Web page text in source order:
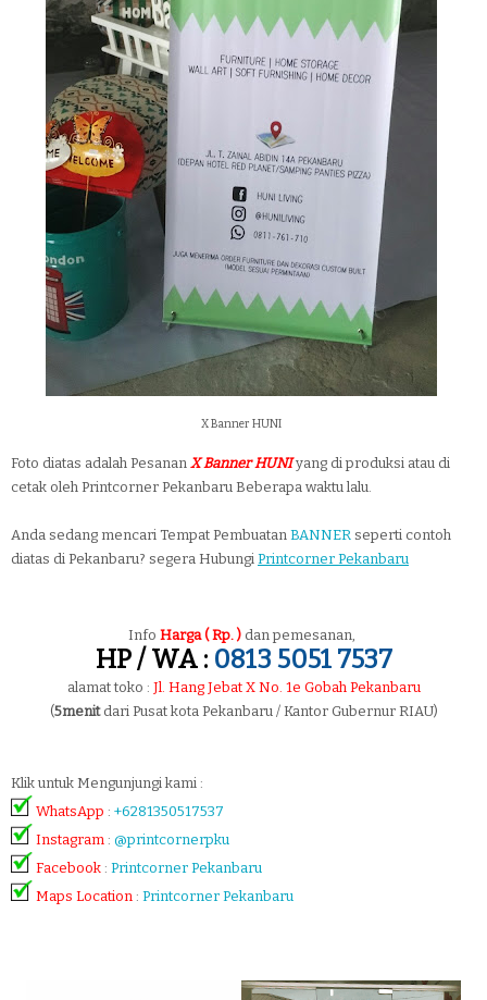
X Banner HUNI
Foto diatas adalah Pesanan X Banner HUNI yang di produksi atau di
cetak oleh Printcorner Pekanbaru Beberapa waktu lalu.
Anda sedang mencari Tempat Pembuatan BANNER seperti contoh
diatas di Pekanbaru? segera Hubungi Printcorner Pekanbaru
Info Harga ( Rp. ) dan pemesanan,
HP / WA : 0813 5051 7537
alamat toko : Jl. Hang Jebat X No. 1e Gobah Pekanbaru
(5menitdari Pusat kota Pekanbaru / Kantor Gubernur RIAU)
Klik untuk Mengunjungi kami :
WhatsApp : +6281350517537
Instagram : @printcornerpku
Facebook : Printcorner Pekanbaru
Maps Location : Printcorner Pekanbaru